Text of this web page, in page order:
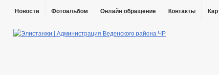
Новости Фотоальбом Онлайн обращение Контакты